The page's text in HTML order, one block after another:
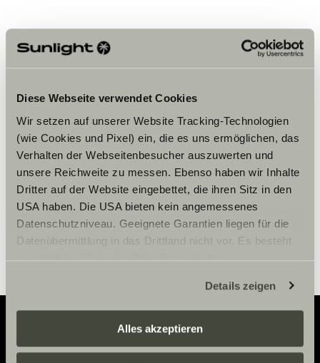
Diese Webseite verwendet Cookies
Wir setzen auf unserer Website Tracking-Technologien
(wie Cookies und Pixel) ein, die es uns ermöglichen, das
Verhalten der Webseitenbesucher auszuwerten und
unsere Reichweite zu messen. Ebenso haben wir Inhalte
Dritter auf der Website eingebettet, die ihren Sitz in den
USA haben. Die USA bieten kein angemessenes
Datenschutzniveau. Geeignete Garantien liegen für die
Datenübermittlung in das Drittland nicht vor. Es besteht
ein erhöhtes Risiko für Betroffene, da diesen
zustehen. Eingesetzte Dienstleister können Daten für
eigene Zwecke verarbeiten und mit anderen Daten
zusammenführen. Weitere Informationen finden Sie hier:
Datenschutzerklärung
Details zeigen
Alles akzeptieren
Veuillez accepter les cookies pour
Paramètre des cookies